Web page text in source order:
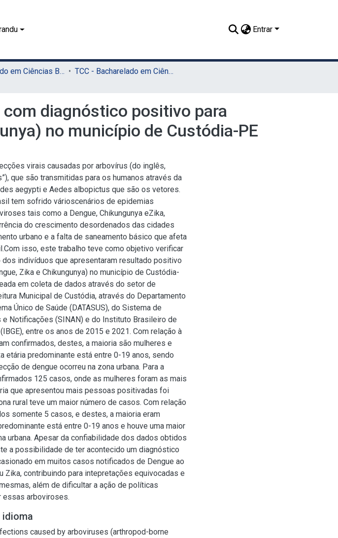
Entrar
Bacharelado em Ciências Biológicas (UAST)
TCC - Bacharelado em Ciências Biológicas (UAST)
diagnóstico positivo para
no município de Custódia-PE
virais causadas por arbovírus (do inglês,
que são transmitidas para os humanos através da
aegypti e Aedes albopictus que são os vetores.
tem sofrido várioscenários de epidemias
tais como a Dengue, Chikungunya eZika,
do crescimento desordenados das cidades
urbano e a falta de saneamento básico que afeta
isso, este trabalho teve como objetivo verificar
indivíduos que apresentaram resultado positivo
Zika e Chikungunya) no município de Custódia-
em coleta de dados através do setor de
Municipal de Custódia, através do Departamento
Único de Saúde (DATASUS), do Sistema de
e Notificações (SINAN) e do Instituto Brasileiro de
entre os anos de 2015 e 2021. Com relação à
confirmados, destes, a maioria são mulheres e
etária predominante está entre 0-19 anos, sendo
de dengue ocorreu na zona urbana. Para a
125 casos, onde as mulheres foram as mais
que apresentou mais pessoas positivadas foi
rural teve um maior número de casos. Com relação
somente 5 casos, e destes, a maioria eram
está entre 0-19 anos e houve uma maior
urbana. Apesar da confiabilidade dos dados obtidos
a possibilidade de ter acontecido um diagnóstico
em muitos casos notificados de Dengue ao
Zika, contribuindo para intepretações equivocadas e
além de dificultar a ação de políticas
essas arboviroses.
idioma
caused by arboviruses (arthropod-borne